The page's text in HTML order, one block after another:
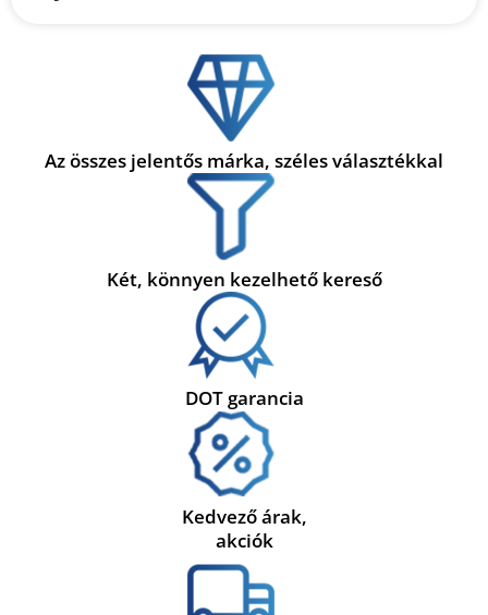
Az összes jelentős márka, széles választékkal
Két, könnyen kezelhető kereső
DOT garancia
Kedvező árak,
akciók